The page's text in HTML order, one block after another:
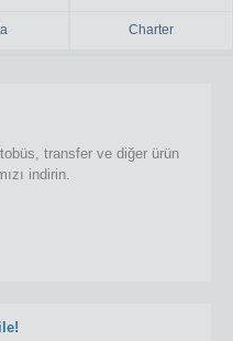
Charter
transfer ve diğer ürün
indirin.